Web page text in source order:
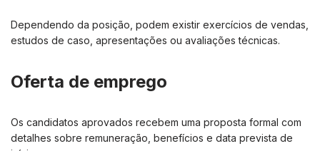
Dependendo da posição, podem existir exercícios de vendas,
estudos de caso, apresentações ou avaliações técnicas.
Oferta de emprego
Os candidatos aprovados recebem uma proposta formal com
detalhes sobre remuneração, benefícios e data prevista de